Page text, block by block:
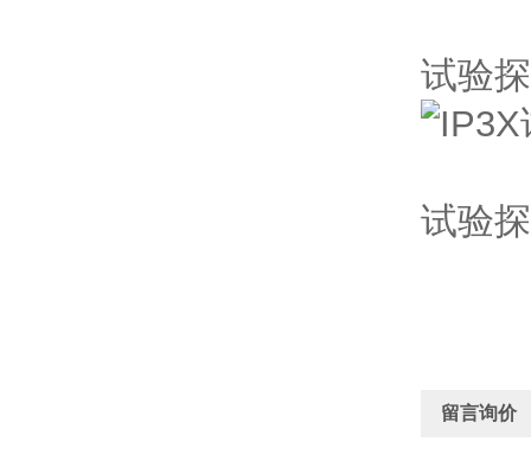
试验
试验
留言询价